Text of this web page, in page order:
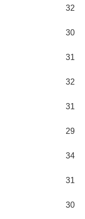
32
30
31
32
31
29
34
31
30